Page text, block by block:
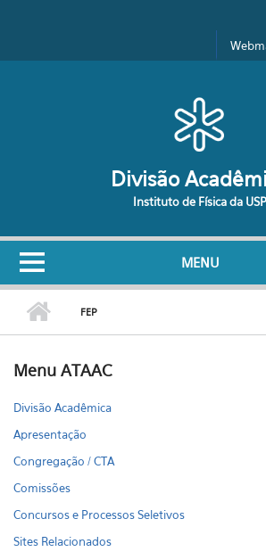
Formulário de
Divisão
Instituto de Física da USP
MENU
FEP
Menu ATAAC
Divisão Acadêmica
Apresentação
Congregação / CTA
Comissões
Concursos e Processos Seletivos
Sites Relacionados